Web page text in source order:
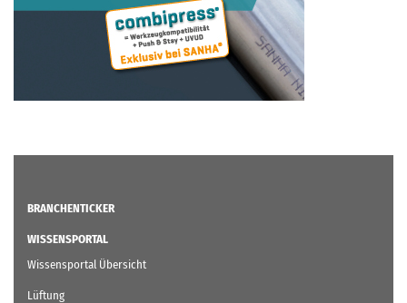
BRANCHENTICKER
WISSENSPORTAL
Wissensportal Übersicht
Lüftung